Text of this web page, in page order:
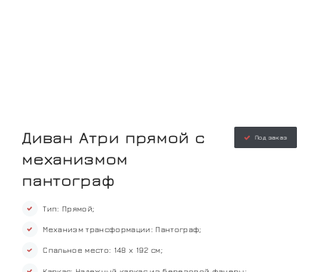
Под заказ
Диван Атри прямой с
механизмом
пантограф
Тип: Прямой;
Механизм трансформации: Пантограф;
Спальное место: 148 х 192 см;